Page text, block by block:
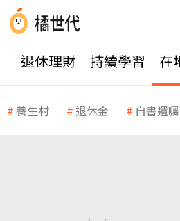
退休理財 持續學習 在
養生村 退休金 自書遺囑